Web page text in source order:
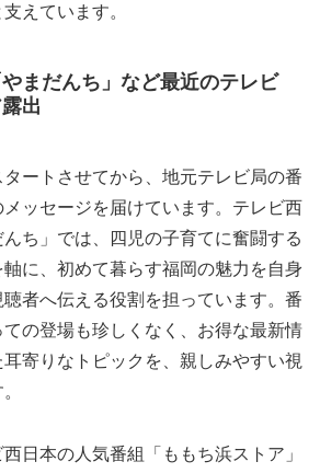
えています。
まだんち」など最近のテレビ
出
ートさせてから、地元テレビ局の番
ッセージを届けています。テレビ西
ち」では、四児の子育てに奮闘する
に、初めて暮らす福岡の魅力を自身
者へ伝える役割を担っています。番
の登場も珍しくなく、お得な最新情
寄りなトピックを、親しみやすい視
日本の人気番組「ももち浜ストア」